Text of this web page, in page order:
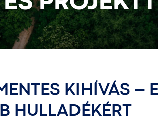
KIHÍVÁS –
HULLADÉKÉRT